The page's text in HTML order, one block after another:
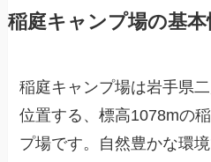
稲庭キャンプ場の基本
稲庭キャンプ場は岩手県
位置する、標高1078mの
プ場です。自然豊かな環